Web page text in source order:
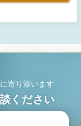
寄り添います
ください